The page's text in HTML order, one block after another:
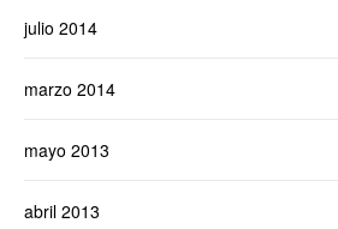
julio 2014
marzo 2014
mayo 2013
abril 2013